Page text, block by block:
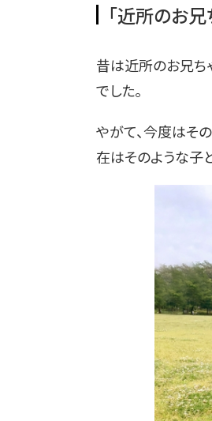
「近所のお兄
昔は近所のお兄ち
でした。
やがて、今度はそ
在はそのような子